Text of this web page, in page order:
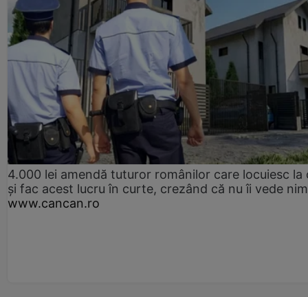
4.000 lei amendă tuturor românilor care locuiesc la
și fac acest lucru în curte, crezând că nu îi vede
www.cancan.ro